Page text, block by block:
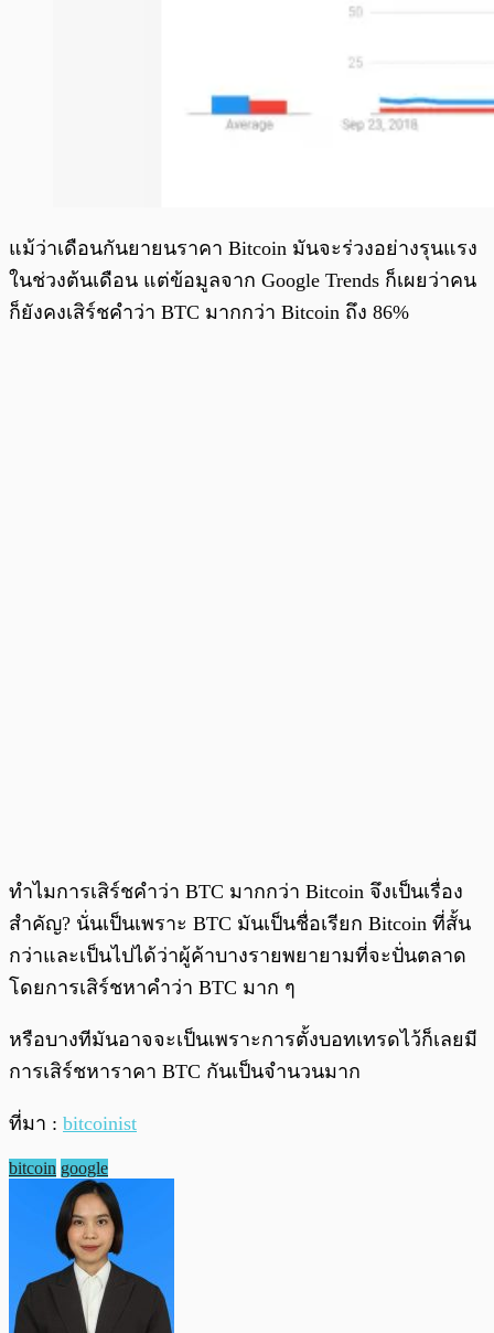
แม้ว่าเดือนกันยายนราคา Bitcoin มันจะร่วงอย่างรุนแรง
ในช่วงต้นเดือน แต่ข้อมูลจาก Google Trends ก็เผยว่าคน
ก็ยังคงเสิร์ชคำว่า BTC มากกว่า Bitcoin ถึง 86%
ทำไมการเสิร์ชคำว่า BTC มากกว่า Bitcoin จึงเป็นเรื่อง
สำคัญ? นั่นเป็นเพราะ BTC มันเป็นชื่อเรียก Bitcoin ที่สั้น
กว่าและเป็นไปได้ว่าผู้ค้าบางรายพยายามที่จะปั่นตลาด
โดยการเสิร์ชหาคำว่า BTC มาก ๆ
หรือบางทีมันอาจจะเป็นเพราะการตั้งบอทเทรดไว้ก็เลยมี
การเสิร์ชหาราคา BTC กันเป็นจำนวนมาก
ที่มา : bitcoinist
bitcoin google